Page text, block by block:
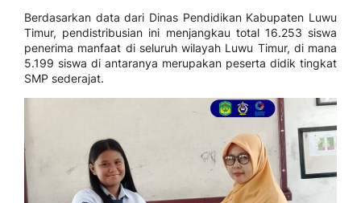
Berdasarkan data dari Dinas Pendidikan Kabupaten Luwu
Timur, pendistribusian ini menjangkau total 16.253 siswa
penerima manfaat di seluruh wilayah Luwu Timur, di mana
5.199 siswa di antaranya merupakan peserta didik tingkat
SMP sederajat.